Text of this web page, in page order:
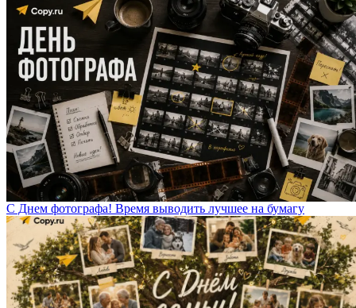
С Днем фотографа! Время выводить лучшее на бумагу